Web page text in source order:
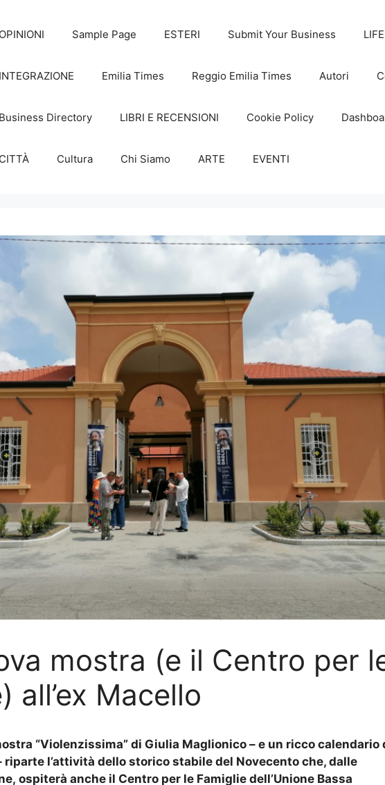
OPINIONI Sample Page ESTERI Submit Your Business
INTEGRAZIONE Emilia Times Reggio Emilia Times Autori
Business Directory LIBRI E RECENSIONI Cookie Policy
CITTÀ Cultura Chi Siamo ARTE EVENTI
mostra (e il Centro per
all’ex Macello
“Violenzissima” di Giulia Maglionico – e un ricco calendario
l’attività dello storico stabile del Novecento che, dalle
ospiterà anche il Centro per le Famiglie dell’Unione Bassa